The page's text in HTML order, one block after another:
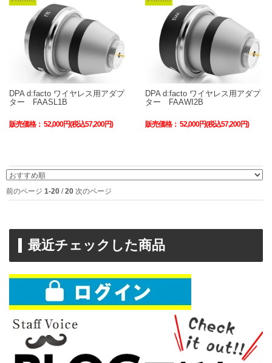
DPA d:facto ワイヤレス用アダプ
ター FAASL1B
販売価格： 52,000円(税込57,200円)
DPA d:facto ワイヤレス用アダプ
ター FAAWI2B
販売価格： 52,000円(税込57,200円)
前のページ 1-20 /20 次のページ
最近チェックした商品